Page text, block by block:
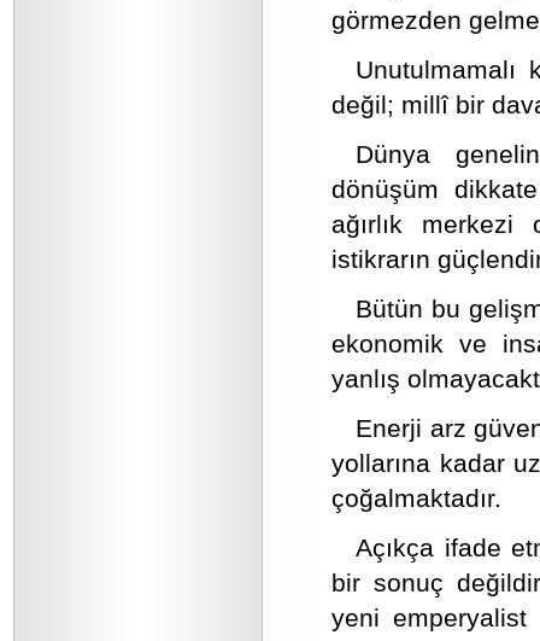
görmezden
Unutulmamalı
değil; millî bir
Dünya
dönüşüm
ağırlık
istikrarın
Bütün bu
ekonomik ve
yanlış
Enerji arz
yollarına kadar
çoğalmaktadır.
Açıkça ifade
bir sonuç
yeni emperyalist